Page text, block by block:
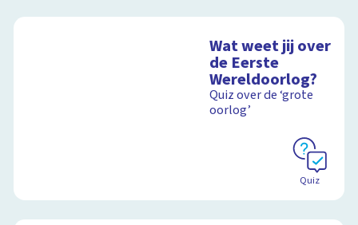
Wat weet jij over
de Eerste
Wereldoorlog?
Quiz over de ‘grote
oorlog’
Quiz